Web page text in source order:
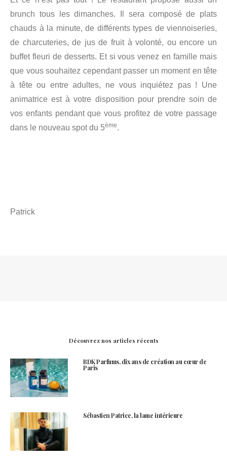
brunch tous les dimanches. Il sera composé de plats
chauds à la minute, de différents types de viennoiseries,
de charcuteries, de jus de fruit à volonté, ou encore un
buffet fleuri de desserts. Et si vous venez en famille mais
que vous souhaitez cependant passer un moment en tête
à tête ou entre adultes, ne vous inquiétez pas ! Une
animatrice est à votre disposition pour prendre soin de
vos enfants pendant que vous profitez de votre passage
dans le nouveau spot du 5ème.
Patrick
Découvrez nos articles récents
BDK Parfums, dix ans de création au cœur de
Paris
Sébastien Patrice, la lame intérieure